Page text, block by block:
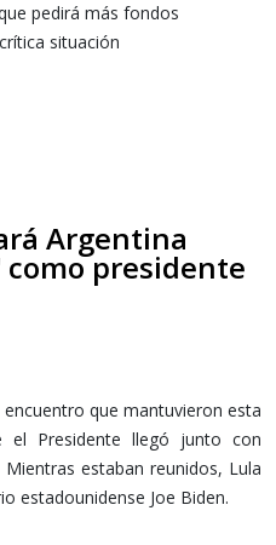
pedirá más fondos
situación
Argentina
presidente
que mantuvieron esta
Presidente llegó junto con
estaban reunidos, Lula
estadounidense Joe Biden.